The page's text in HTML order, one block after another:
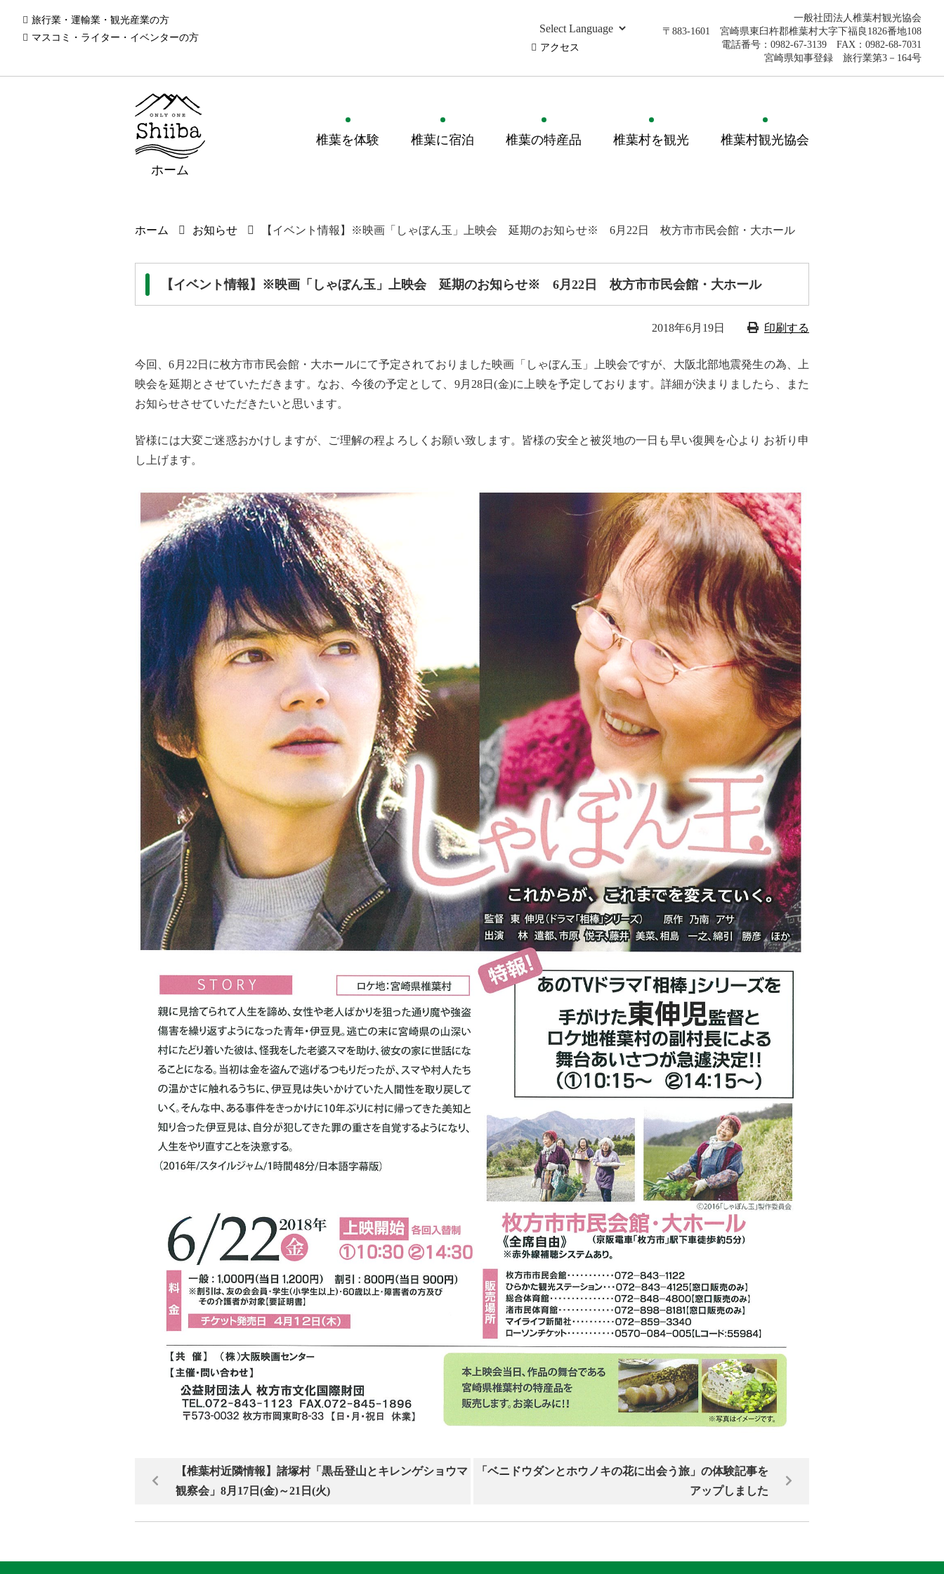
旅行業・運輸業・観光産業の方
マスコミ・ライター・イベンターの方
アクセス
一般社団法人椎葉村観光協会
〒883-1601 宮崎県東臼杵郡椎葉村大字下福良1826番地108
電話番号：0982-67-3139 FAX：0982-68-7031
宮崎県知事登録 旅行業第3－164号
ホーム
椎葉を体験 椎葉に宿泊 椎葉の特産品 椎葉村を観光 椎葉村観光協会
ホーム お知らせ 【イベント情報】※映画「しゃぼん玉」上映会 延期のお知らせ※ 6月22日 枚方市市民会館・大ホール
【イベント情報】※映画「しゃぼん玉」上映会 延期のお知らせ※ 6月22日 枚方市市民会館・大ホール
2018年6月19日 印刷する
今回、6月22日に枚方市市民会館・大ホールにて予定されておりました映画「しゃぼん玉」上映会ですが、大阪北部地震発生の為、上
映会を延期とさせていただきます。なお、今後の予定として、9月28日(金)に上映を予定しております。詳細が決まりましたら、また
お知らせさせていただきたいと思います。
皆様には大変ご迷惑おかけしますが、ご理解の程よろしくお願い致します。皆様の安全と被災地の一日も早い復興を心より お祈り申
し上げます。
【椎葉村近隣情報】諸塚村「黒岳登山とキレンゲショウマ
観察会」8月17日(金)～21日(火)
「ベニドウダンとホウノキの花に出会う旅」の体験記事を
アップしました